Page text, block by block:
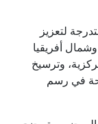
ضد روسيا
بالكابينت
غزة
لمبنى
سقوط قتلى
المقبلة
لتعزيز
أفريقيا
وترسيخ
في رسم